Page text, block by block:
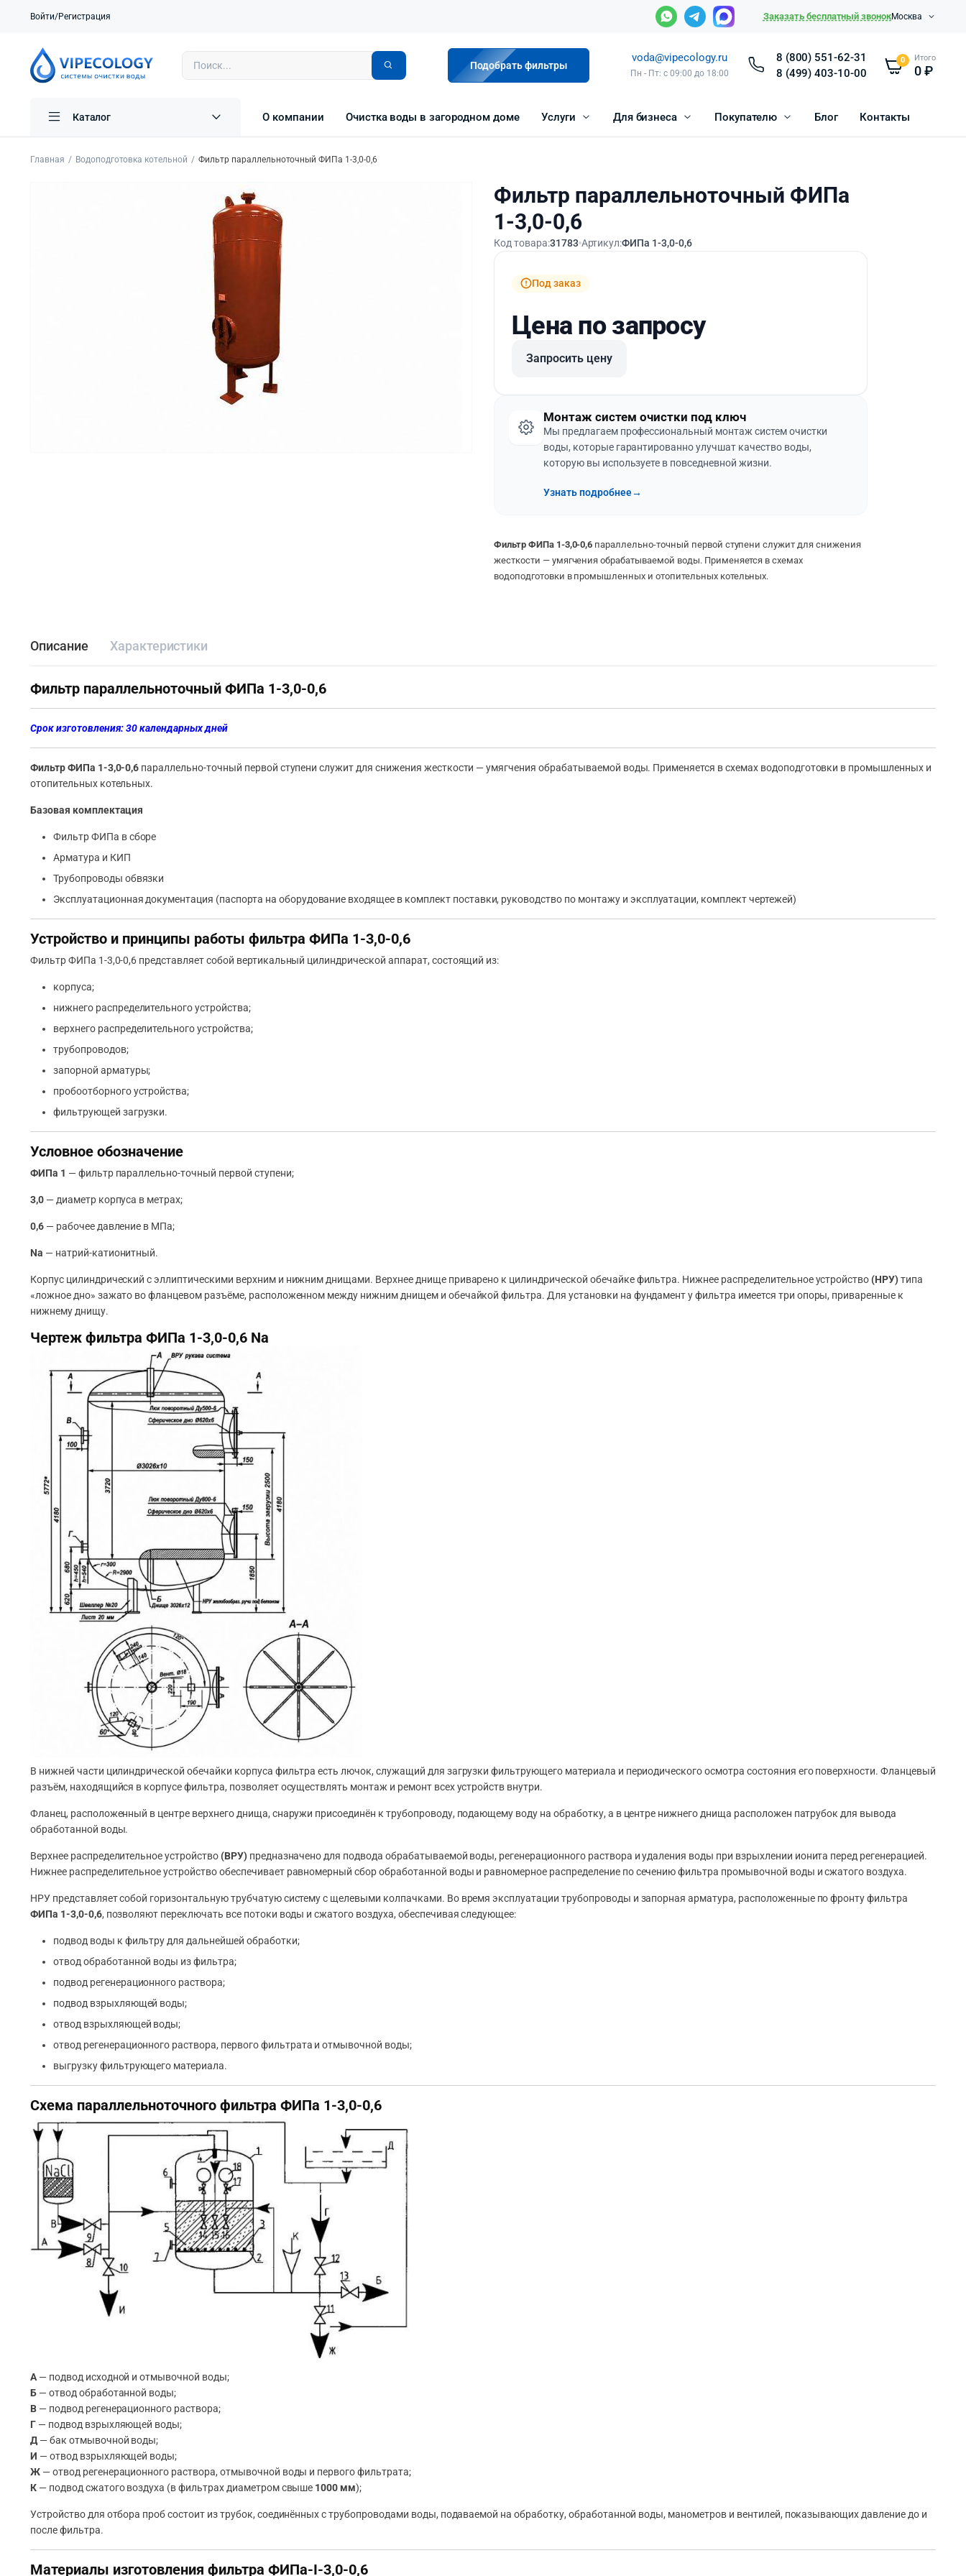
Войти/Регистрация Заказать бесплатный звонокМосква
Подобрать фильтры
voda@vipecology.ru
Пн - Пт: с 09:00 до 18:00
8 (800) 551-62-31
8 (499) 403-10-00
0 Итого
0₽
Каталог О компании Очистка воды в загородном доме Услуги Для бизнеса Покупателю Блог Контакты
Главная Водоподготовка котельной Фильтр параллельноточный ФИПа 1-3,0-0,6
Фильтр параллельноточный ФИПа
1-3,0-0,6
Код товара:31783 Артикул:ФИПа 1-3,0-0,6
Под заказ
Цена по запросу
Запросить цену
Монтаж систем очистки под ключ
Мы предлагаем профессиональный монтаж систем очистки
воды, которые гарантированно улучшат качество воды,
которую вы используете в повседневной жизни.
Узнать подробнее→
Фильтр ФИПа 1-3,0-0,6 параллельно-точный первой ступени служит для снижения
жесткости — умягчения обрабатываемой воды. Применяется в схемах
водоподготовки в промышленных и отопительных котельных.
Описание Характеристики
Фильтр параллельноточный ФИПа 1-3,0-0,6
Срок изготовления: 30 календарных дней
Фильтр ФИПа 1-3,0-0,6 параллельно-точный первой ступени служит для снижения жесткости — умягчения обрабатываемой воды. Применяется в схемах водоподготовки в промышленных и
отопительных котельных.
Базовая комплектация
Фильтр ФИПа в сборе
Арматура и КИП
Трубопроводы обвязки
Эксплуатационная документация (паспорта на оборудование входящее в комплект поставки, руководство по монтажу и эксплуатации, комплект чертежей)
Устройство и принципы работы фильтра ФИПа 1-3,0-0,6
Фильтр ФИПа 1-3,0-0,6 представляет собой вертикальный цилиндрической аппарат, состоящий из:
корпуса;
нижнего распределительного устройства;
верхнего распределительного устройства;
трубопроводов;
запорной арматуры;
пробоотборного устройства;
фильтрующей загрузки.
Условное обозначение
ФИПа 1 — фильтр параллельно-точный первой ступени;
3,0— диаметр корпуса в метрах;
0,6— рабочее давление в МПа;
Na — натрий-катионитный.
Корпус цилиндрический с эллиптическими верхним и нижним днищами. Верхнее днище приварено к цилиндрической обечайке фильтра. Нижнее распределительное устройство (НРУ)типа
«ложное дно» зажато во фланцевом разъёме, расположенном между нижним днищем и обечайкой фильтра. Для установки на фундамент у фильтра имеется три опоры, приваренные к
нижнему днищу.
Чертеж фильтра ФИПа 1-3,0-0,6 Na
В нижней части цилиндрической обечайки корпуса фильтра есть лючок, служащий для загрузки фильтрующего материала и периодического осмотра состояния его поверхности. Фланцевый
разъём, находящийся в корпусе фильтра, позволяет осуществлять монтаж и ремонт всех устройств внутри.
Фланец, расположенный в центре верхнего днища, снаружи присоединён к трубопроводу, подающему воду на обработку, а в центре нижнего днища расположен патрубок для вывода
обработанной воды.
Верхнее распределительное устройство (ВРУ)предназначено для подвода обрабатываемой воды, регенерационного раствора и удаления воды при взрыхлении ионита перед регенерацией.
Нижнее распределительное устройство обеспечивает равномерный сбор обработанной воды и равномерное распределение по сечению фильтра промывочной воды и сжатого воздуха.
НРУ представляет собой горизонтальную трубчатую систему с щелевыми колпачками. Во время эксплуатации трубопроводы и запорная арматура, расположенные по фронту фильтра
ФИПа 1-3,0-0,6, позволяют переключать все потоки воды и сжатого воздуха, обеспечивая следующее:
подвод воды к фильтру для дальнейшей обработки;
отвод обработанной воды из фильтра;
подвод регенерационного раствора;
подвод взрыхляющей воды;
отвод взрыхляющей воды;
отвод регенерационного раствора, первого фильтрата и отмывочной воды;
выгрузку фильтрующего материала.
Схема параллельноточного фильтра ФИПа 1-3,0-0,6
А— подвод исходной и отмывочной воды;
Б— отвод обработанной воды;
В— подвод регенерационного раствора;
Г— подвод взрыхляющей воды;
Д— бак отмывочной воды;
И — отвод взрыхляющей воды;
Ж— отвод регенерационного раствора, отмывочной воды и первого фильтрата;
К— подвод сжатого воздуха (в фильтрах диаметром свыше 1000 мм);
Устройство для отбора проб состоит из трубок, соединённых с трубопроводами воды, подаваемой на обработку, обработанной воды, манометров и вентилей, показывающих давление до и
после фильтра.
Материалы изготовления фильтра ФИПа-I-3,0-0,6